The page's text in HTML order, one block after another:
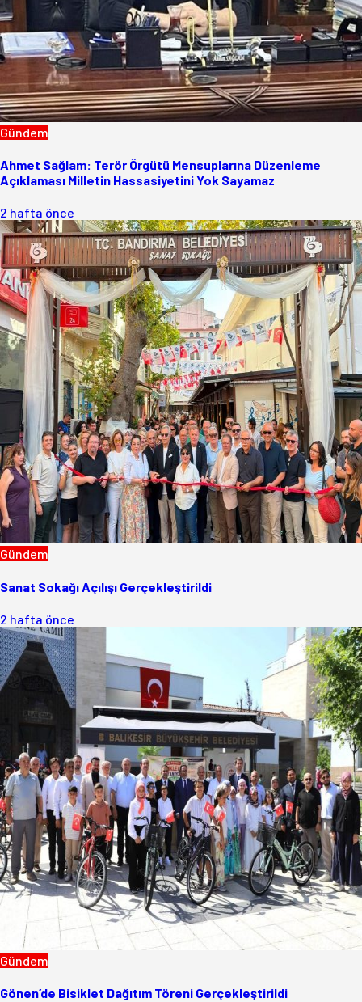
Gündem
Ahmet Sağlam: Terör Örgütü Mensuplarına Düzenleme
Açıklaması Milletin Hassasiyetini Yok Sayamaz
2 hafta önce
Gündem
Sanat Sokağı Açılışı Gerçekleştirildi
2 hafta önce
Gündem
Gönen’de Bisiklet Dağıtım Töreni Gerçekleştirildi